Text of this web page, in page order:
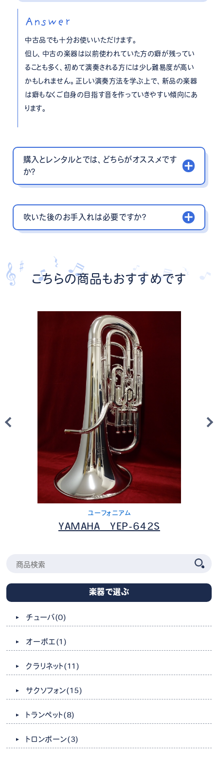
楽器で選ぶ
チューバ(0)
オーボエ (1)
クラリネット(11)
サクソフォン(15)
トランペット(8)
トロンボーン(3)
Answer
中古品でも十分お使いいただけます。
但し、中古の楽器は以前使われていた方の癖が残ってい
ることも多く、初めて演奏される方には少し難易度が高い
かもしれません。正しい演奏方法を学ぶ上で、新品の楽器
は癖もなくご自身の目指す音を作っていきやすい傾向にあ
ります。
購入とレンタルとでは、どちらがオススメです
か？
吹いた後のお手入れは必要ですか？
こちらの商品もおすすめです
ユーフォニアム
YAMAHA YEP-642S